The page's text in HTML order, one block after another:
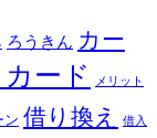
ろうきん カー
ード メリット
ン 借り換え 借入